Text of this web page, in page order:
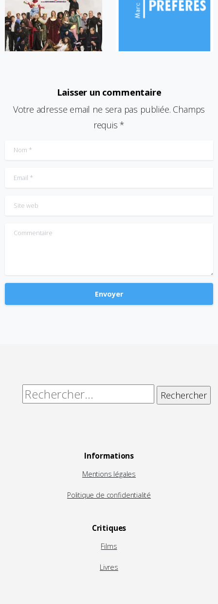
Laisser un commentaire
Votre adresse email ne sera pas publiée. Champs
requis *
Nom*
Email*
Site web
Commentaire
Rechercher :
Informations
Mentions légales
Politique de confidentialité
Critiques
Films
Livres